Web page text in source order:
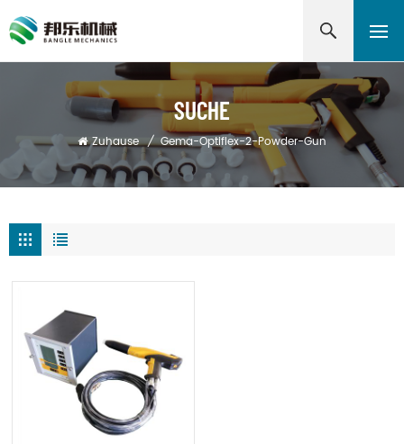
SUCHE
Zuhause / Gema-Optiflex-2-Powder-Gun